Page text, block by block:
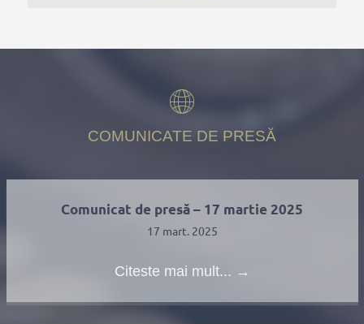
COMUNICATE DE PRESĂ
Comunicat de presă – 17 martie 2025
17 mart. 2025
Citeste mai mult... →